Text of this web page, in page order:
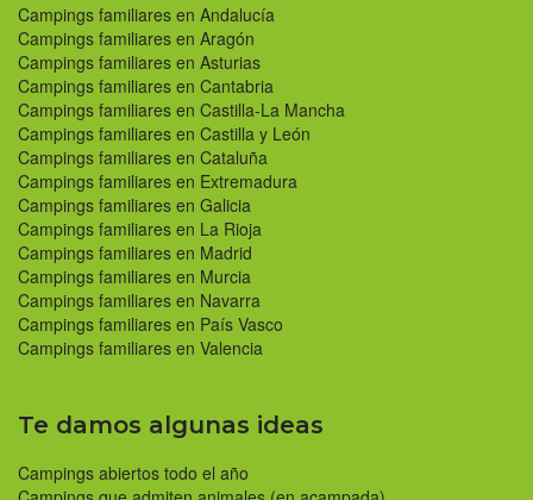
Campings familiares en Andalucía
Campings familiares en Aragón
Campings familiares en Asturias
Campings familiares en Cantabria
Campings familiares en Castilla-La Mancha
Campings familiares en Castilla y León
Campings familiares en Cataluña
Campings familiares en Extremadura
Campings familiares en Galicia
Campings familiares en La Rioja
Campings familiares en Madrid
Campings familiares en Murcia
Campings familiares en Navarra
Campings familiares en País Vasco
Campings familiares en Valencia
Te damos algunas ideas
Campings abiertos todo el año